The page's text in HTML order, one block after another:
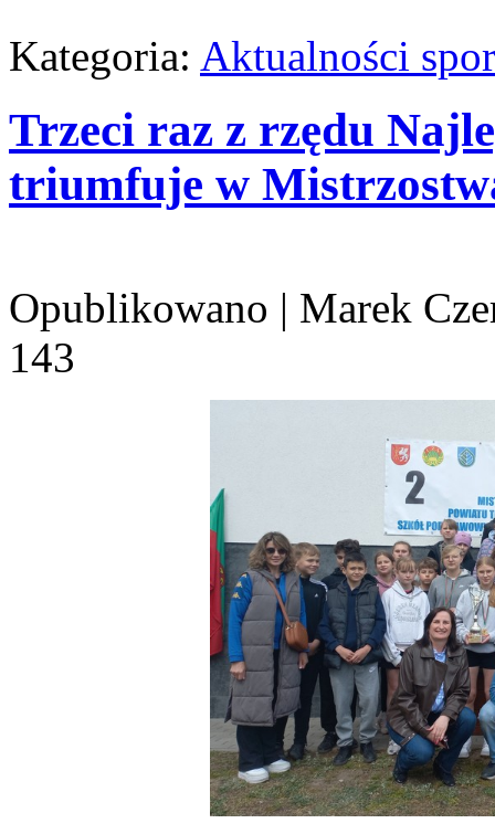
Kategoria: Aktualności
Trzeci raz z rzędu
triumfuje w
Opublikowano | Marek
143